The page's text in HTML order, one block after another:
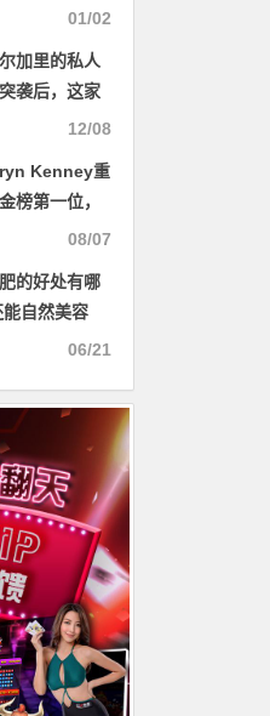
稳定性面临挑
01/02
加里的私人
袭后，这家
12/08
Kenney重
榜第一位，
08/07
的好处有哪
自然美容
06/21